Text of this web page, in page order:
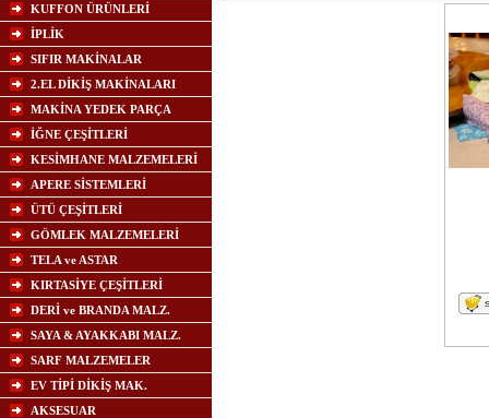
KUFFON ÜRÜNLERİ
İPLİK
SIFIR MAKİNALAR
2.EL DİKİŞ MAKİNALARI
MAKİNA YEDEK PARÇA
İĞNE ÇEŞİTLERİ
KESİMHANE MALZEMELERİ
APERE SİSTEMLERİ
ÜTÜ ÇEŞİTLERİ
GÖMLEK MALZEMELERİ
TELA ve ASTAR
KIRTASİYE ÇEŞİTLERİ
DERİ ve BRANDA MALZ.
SAYA & AYAKKABI MALZ.
SARF MALZEMELER
EV TİPİ DİKİŞ MAK.
AKSESUAR